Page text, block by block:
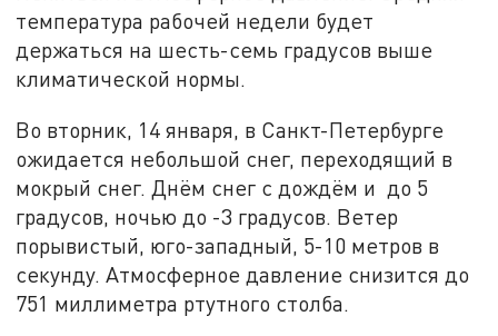
температура рабочей недели будет
держаться на шесть-семь градусов выше
климатической нормы.
Во вторник, 14 января, в Санкт-Петербурге
ожидается небольшой снег, переходящий в
мокрый снег. Днём снег с дождём и до 5
градусов, ночью до -3 градусов. Ветер
порывистый, юго-западный, 5-10 метров в
секунду. Атмосферное давление снизится до
751 миллиметра ртутного столба.